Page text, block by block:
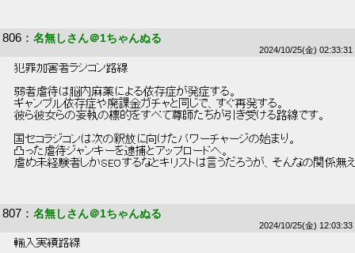
806 ： 名無しさん＠1ちゃんぬる
2024/10/25(金) 02:33:31
犯罪加害者ラジコン路線
弱者虐待は脳内麻薬による依存症が発症する。
ギャンブル依存症や廃課金ガチャと同じで、すぐ再発する。
彼ら彼女らの妄執の標的をすべて尊師たちが引き受ける路線です。
国セコラジコンは次の釈放に向けたパワーチャージの始まり。
凸った虐待ジャンキーを逮捕とアップロードへ。
虐め未経験者しかSEOするなとキリストは言うだろうが、そんなの関係無
807 ： 名無しさん＠1ちゃんぬる
2024/10/25(金) 12:03:33
輸入実績路線